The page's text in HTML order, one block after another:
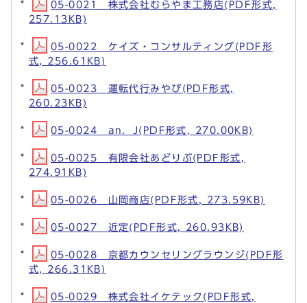
05-0021 株式会社むらやま工務店(PDF形式,
257.13KB)
05-0022 ケイズ・コンサルティング(PDF形
式, 256.61KB)
05-0023 運転代行みやび(PDF形式,
260.23KB)
05-0024 an．J(PDF形式, 270.00KB)
05-0025 有限会社あどりぶ(PDF形式,
274.91KB)
05-0026 山岡商店(PDF形式, 273.59KB)
05-0027 近定(PDF形式, 260.93KB)
05-0028 京都カウンセリングラウンジ(PDF形
式, 266.31KB)
05-0029 株式会社イケテック(PDF形式,